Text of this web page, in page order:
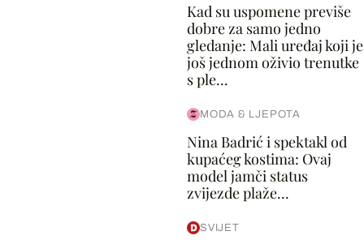
Kad su uspomene previše
dobre za samo jedno
gledanje: Mali uređaj koji je
još jednom oživio trenutke
s ple...
MODA & LJEPOTA
Nina Badrić i spektakl od
kupaćeg kostima: Ovaj
model jamči status
zvijezde plaže...
SVIJET